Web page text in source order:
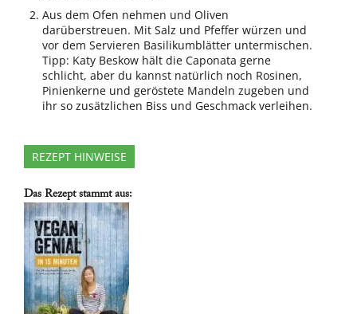
Aus dem Ofen nehmen und Oliven
darüberstreuen. Mit Salz und Pfeffer würzen und
vor dem Servieren Basilikumblätter untermischen.
Tipp: Katy Beskow hält die Caponata gerne
schlicht, aber du kannst natürlich noch Rosinen,
Pinienkerne und geröstete Mandeln zugeben und
ihr so zusätzlichen Biss und Geschmack verleihen.
REZEPT HINWEISE
Das Rezept stammt aus: